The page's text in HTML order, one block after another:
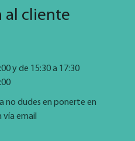
al cliente
y de 15:30 a 17:30
no dudes en ponerte en
email